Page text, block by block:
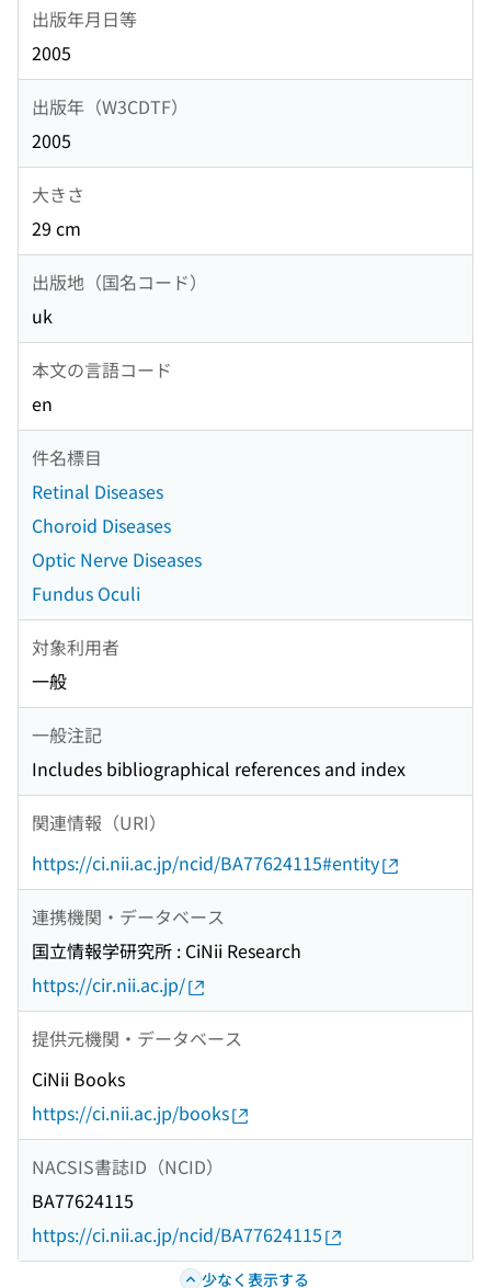
出版年月日等
2005
出版年（W3CDTF）
2005
大きさ
29 cm
出版地（国名コード）
uk
本文の言語コード
en
件名標目
Retinal Diseases
Choroid Diseases
Optic Nerve Diseases
Fundus Oculi
対象利用者
一般
一般注記
Includes bibliographical references and index
関連情報（URI）
https://ci.nii.ac.jp/ncid/BA77624115#entity
連携機関・データベース
国立情報学研究所 : CiNii Research
https://cir.nii.ac.jp/
提供元機関・データベース
CiNii Books
https://ci.nii.ac.jp/books
NACSIS書誌ID（NCID）
BA77624115
https://ci.nii.ac.jp/ncid/BA77624115
少なく表示する